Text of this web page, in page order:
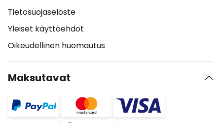
Tietosuojaseloste
Yleiset käyttöehdot
Oikeudellinen huomautus
Maksutavat